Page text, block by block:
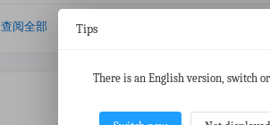
查阅全部 Tips
There is an English version, switch